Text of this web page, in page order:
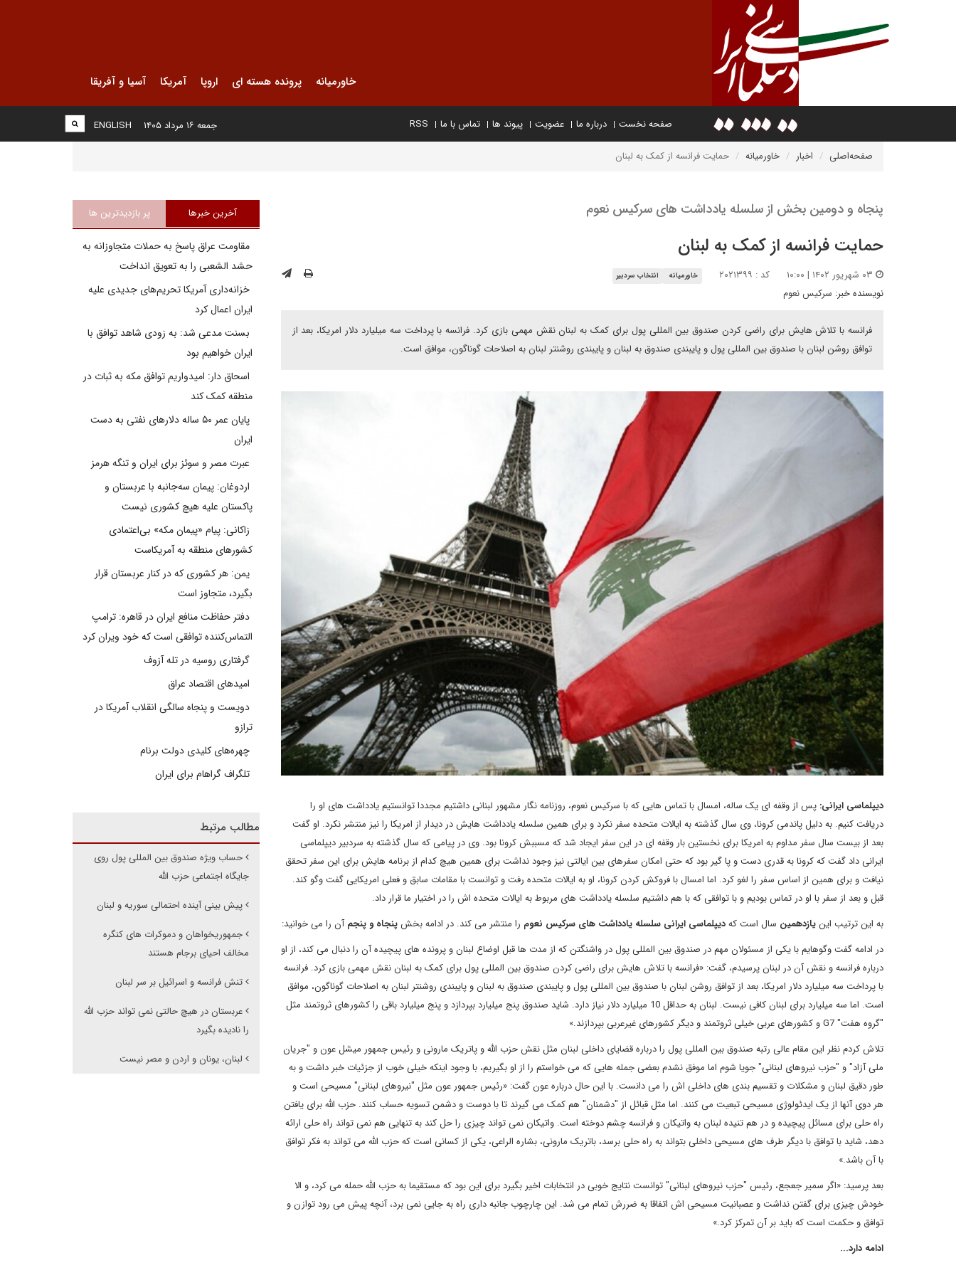
خاورمیانه پرونده هسته ای اروپا آمریکا آسیا و آفریقا
صفحه نخست درباره ما عضویت پیوند ها تماس با ما RSS
ENGLISH جمعه ۱۶ مرداد ۱۴۰۵
صفحه‌اصلی اخبار خاورمیانه حمایت فرانسه از کمک به لبنان
پنجاه و دومین بخش از سلسله یادداشت های سرکیس نعوم
حمایت فرانسه از کمک به لبنان
کد : ۲۰۲۱۳۹۹ خاورمیانه انتخاب سردبیر
نویسنده خبر: سرکیس نعوم
فرانسه با تلاش هایش برای راضی کردن صندوق بین المللی پول برای کمک به لبنان نقش مهمی بازی کرد. فرانسه با پرداخت سه میلیارد دلار امریکا، بعد از
توافق روشن لبنان با صندوق بین المللی پول و پایبندی صندوق به لبنان و پایبندی روشنتر لبنان به اصلاحات گوناگون، موافق است.
دیپلماسی ایرانی: پس از وقفه ای یک ساله، امسال با تماس هایی که با سرکیس نعوم، روزنامه نگار مشهور لبنانی داشتیم مجددا توانستیم یادداشت های او را
دریافت کنیم. به دلیل پاندمی کرونا، وی سال گذشته به ایالات متحده سفر نکرد و برای همین سلسله یادداشت هایش در دیدار از امریکا را نیز منتشر نکرد. او گفت
بعد از بیست سال سفر مداوم به امریکا برای نخستین بار وقفه ای در این سفر ایجاد شد که مسببش کرونا بود. وی در پیامی که سال گذشته به سردبیر دیپلماسی
ایرانی داد گفت که کرونا به قدری دست و پا گیر بود که حتی امکان سفرهای بین ایالتی نیز وجود نداشت برای همین هیچ کدام از برنامه هایش برای این سفر تحقق
نیافت و برای همین از اساس سفر را لغو کرد. اما امسال با فروکش کردن کرونا، او به ایالات متحده رفت و توانست با مقامات سابق و فعلی امریکایی گفت وگو کند.
قبل و بعد از سفر با او در تماس بودیم و با توافقی که با هم داشتیم سلسله یادداشت های مربوط به ایالات متحده اش را در اختیار ما قرار داد.
به این ترتیب اینیازدهمین سال است کهدیپلماسی ایرانی سلسله یادداشت های سرکیس نعوم را منتشر می کند. در ادامه بخشپنجاه و پنجمآن را می خوانید:
در ادامه گفت وگوهایم با یکی از مسئولان مهم در صندوق بین المللی پول در واشنگتن که از مدت ها قبل اوضاع لبنان و پرونده های پیچیده آن را دنبال می کند، از او
درباره فرانسه و نقش آن در لبنان پرسیدم، گفت: «فرانسه با تلاش هایش برای راضی کردن صندوق بین المللی پول برای کمک به لبنان نقش مهمی بازی کرد. فرانسه
با پرداخت سه میلیارد دلار امریکا، بعد از توافق روشن لبنان با صندوق بین المللی پول و پایبندی صندوق به لبنان و پایبندی روشنتر لبنان به اصلاحات گوناگون، موافق
است. اما سه میلیارد برای لبنان کافی نیست. لبنان به حداقل 10 میلیارد دلار نیاز دارد. شاید صندوق پنج میلیارد بپردازد و پنج میلیارد باقی را کشورهای ثروتمند مثل
"گروه هفت" G7 و کشورهای عربی خیلی ثروتمند و دیگر کشورهای غیرعربی بپردازند.»
تلاش کردم نظر این مقام عالی رتبه صندوق بین المللی پول را درباره قضایای داخلی لبنان مثل نقش حزب الله و پاتریک مارونی و رئیس جمهور میشل عون و "جریان
ملی آزاد" و "حزب نیروهای لبنانی" جویا شوم اما موفق نشدم بعضی جمله هایی که می خواستم را از او بگیریم، با وجود اینکه خیلی خوب از جزئیات خبر داشت و به
طور دقیق لبنان و مشکلات و تقسیم بندی های داخلی اش را می دانست. با این حال درباره عون گفت: «رئیس جمهور عون مثل "نیروهای لبنانی" مسیحی است و
هر دوی آنها از یک ایدئولوژی مسیحی تبعیت می کنند. اما مثل قبائل از "دشمنان" هم کمک می گیرند تا با دوست و دشمن تسویه حساب کنند. حزب الله برای یافتن
راه حلی برای مسائل پیچیده و در هم تنیده لبنان به واتیکان و فرانسه چشم دوخته است. واتیکان نمی تواند چیزی را حل کند به تنهایی هم نمی تواند راه حلی ارائه
دهد، شاید با توافق با دیگر طرف های مسیحی داخلی بتواند به راه حلی برسد، باتریک مارونی، بشاره الراعی، یکی از کسانی است که حزب الله می تواند به فکر توافق
با آن باشد.»
بعد پرسید: «اگر سمیر جعجع، رئیس "حزب نیروهای لبنانی" توانست نتایج خوبی در انتخابات اخیر بگیرد برای این بود که مستقیما به حزب الله حمله می کرد، و الا
خودش چیزی برای گفتن نداشت و عصبانیت مسیحی اش اتفاقا به ضررش تمام می شد. این چارچوب جانبه داری راه به جایی نمی برد، آنچه پیش می رود توازن و
توافق و حکمت است که باید بر آن تمرکز کرد.»
ادامه دارد...
آخرین خبرها پر بازدیدترین ها
مقاومت عراق پاسخ به حملات متجاوزانه به
حشد الشعبی را به تعویق انداخت
خزانه‌داری آمریکا تحریم‌های جدیدی علیه
ایران اعمال کرد
بسنت مدعی شد: به زودی شاهد توافق با
ایران خواهیم بود
اسحاق دار: امیدواریم توافق مکه به ثبات در
منطقه کمک کند
پایان عمر ۵۰ ساله دلارهای نفتی به دست
ایران
عبرت مصر و سوئز برای ایران و تنگه هرمز
اردوغان: پیمان سه‌جانبه با عربستان و
پاکستان علیه هیچ کشوری نیست
زاکانی: پیام «پیمان مکه» بی‌اعتمادی
کشورهای منطقه به آمریکاست
یمن: هر کشوری که در کنار عربستان قرار
بگیرد، متجاوز است
دفتر حفاظت منافع ایران در قاهره: ترامپ
التماس‌کننده توافقی است که خود ویران کرد
گرفتاری روسیه در تله آزوف
امیدهای اقتصاد عراق
دویست و پنجاه سالگی انقلاب آمریکا در
ترازو
چهره‌های کلیدی دولت برنام
تلگراف گراهام برای ایران
مطالب مرتبط
حساب ویژه صندوق بین المللی پول روی
جایگاه اجتماعی حزب الله
پیش بینی آینده احتمالی سوریه و لبنان
جمهوریخواهان و دموکرات های کنگره
مخالف احیای برجام هستند
تنش فرانسه و اسرائیل بر سر لبنان
عربستان در هیچ حالتی نمی تواند حزب الله
را نادیده بگیرد
لبنان، یونان و اردن و مصر نیست